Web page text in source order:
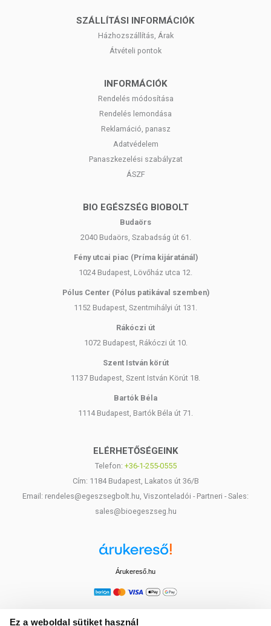
Ez a weboldal sütiket használ
SZÁLLÍTÁSI INFORMÁCIÓK
Házhozszállítás, Árak
Átvételi pontok
INFORMÁCIÓK
Rendelés módosítása
Rendelés lemondása
Reklamáció, panasz
Adatvédelem
Panaszkezelési szabályzat
ÁSZF
BIO EGÉSZSÉG BIOBOLT
Budaörs
2040 Budaörs, Szabadság út 61.
Fény utcai piac (Príma kijáratánál)
1024 Budapest, Lövőház utca 12.
Pólus Center (Pólus patikával szemben)
1152 Budapest, Szentmihályi út 131.
Rákóczi út
1072 Budapest, Rákóczi út 10.
Szent István körút
1137 Budapest, Szent István Körút 18.
Bartók Béla
1114 Budapest, Bartók Béla út 71.
ELÉRHETŐSÉGEINK
Telefon: +36-1-255-0555
Cím: 1184 Budapest, Lakatos út 36/B
Email: rendeles@egeszsegbolt.hu, Viszonteladói - Partneri - Sales:
sales@bioegeszseg.hu
Árukereső.hu